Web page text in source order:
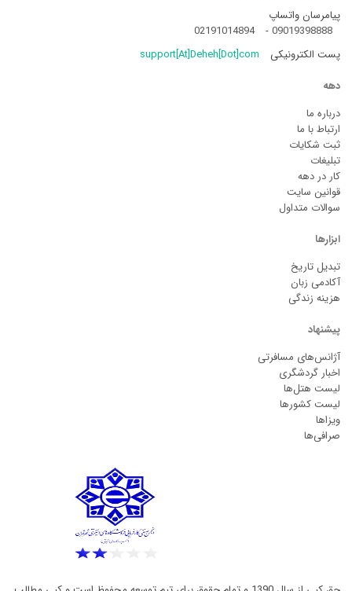
پیامرسان واتساپ
09019398888
-
02191014894
پست الکترونیکی
support[At]Deheh[Dot]com
دهه
درباره ما
ارتباط با ما
ثبت شکایات
تبلیغات
کار در دهه
قوانین سایت
سوالات متداول
ابزارها
تبدیل تاریخ
آکادمی زبان
هزینه زندگی
پیشنهاد
آژانس‌های مسافرتی
اخبار گردشگری
لیست هتل‌ها
لیست کشورها
ویزاها
صرافی‌ها